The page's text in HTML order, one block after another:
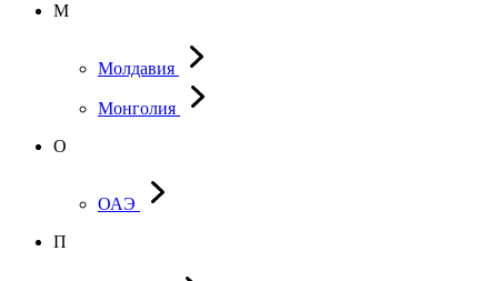
М
Молдавия
Монголия
О
ОАЭ
П